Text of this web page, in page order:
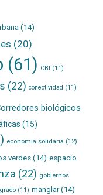
(14)
(20)
(61) CBI (11)
(22) conectividad (11)
biológicos
(15)
economía solidaria (12)
verdes(14) espacio
(22) gobiernos
(11) manglar(14)